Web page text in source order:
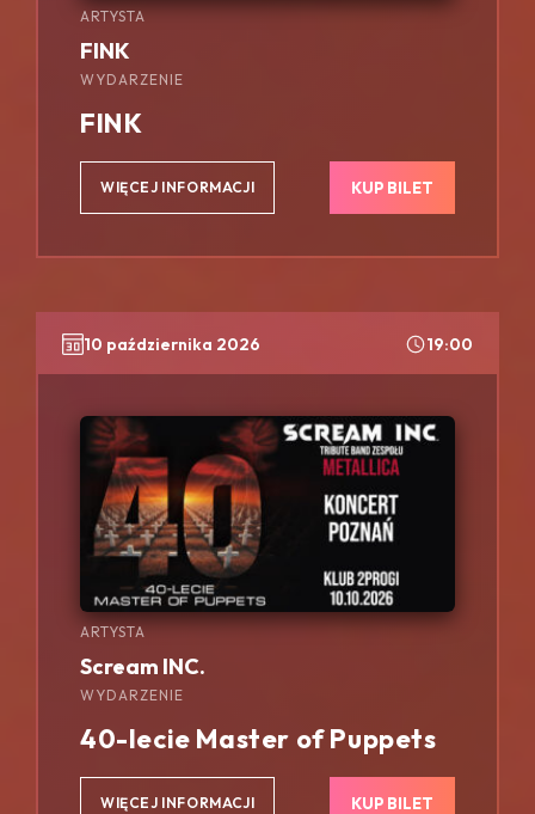
ARTYSTA
FINK
WYDARZENIE
FINK
WIĘCEJ INFORMACJI KUP BILET
10 października 2026 19:00
ARTYSTA
Scream INC.
WYDARZENIE
40-lecie Master of Puppets
WIĘCEJ INFORMACJI KUP BILET